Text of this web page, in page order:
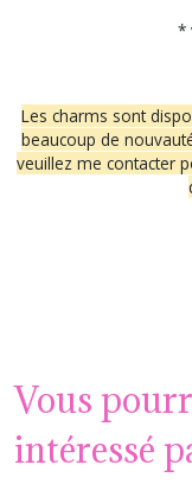
*
Les charms sont
beaucoup de
veuillez me contacter
Vous
intéressé